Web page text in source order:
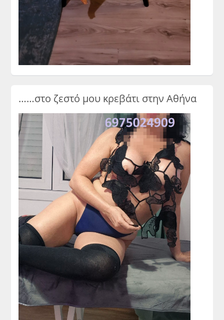
……στο ζεστό μου κρεβάτι στην Αθήνα